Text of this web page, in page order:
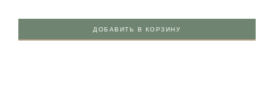
ДОБАВИТЬ В КОРЗИНУ